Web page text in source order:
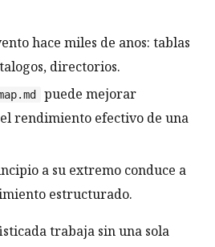
hace miles de anos: tablas
directorios.
puede mejorar
rendimiento efectivo de una
a su extremo conduce a
estructurado.
trabaja sin una sola